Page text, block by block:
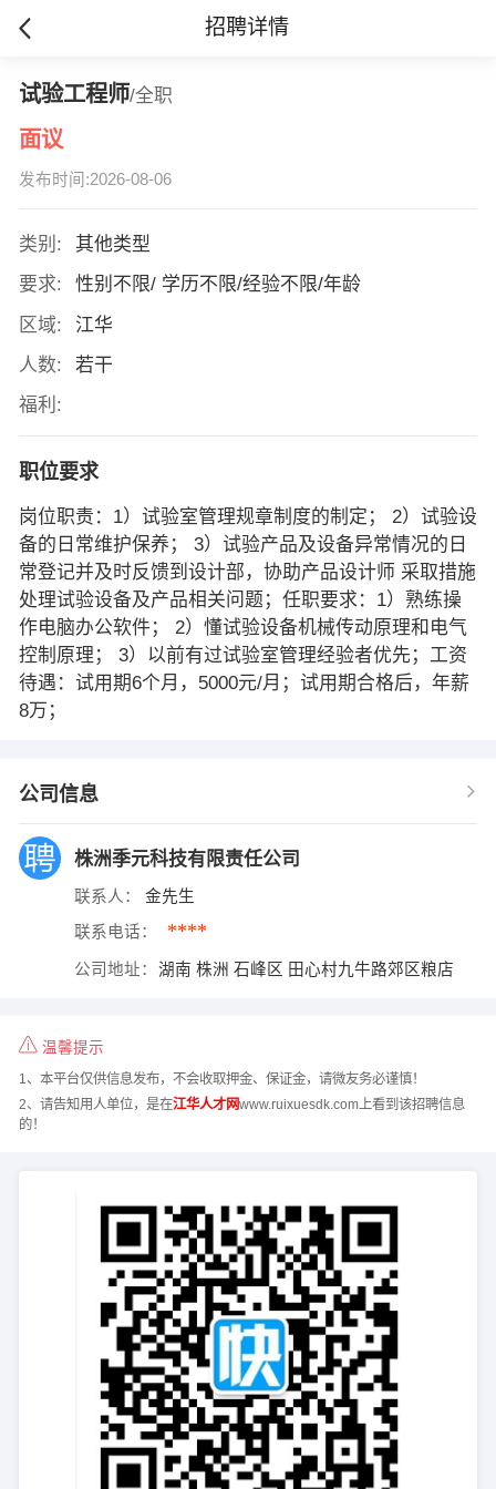
招聘详情
试验工程师/全职
面议
发布时间:2026-08-06
类别:
其他类型
要求:
性别不限/ 学历不限/经验不限/年龄
区域:
江华
人数:
若干
福利:
职位要求
岗位职责：1）试验室管理规章制度的制定； 2）试验设
备的日常维护保养； 3）试验产品及设备异常情况的日
常登记并及时反馈到设计部，协助产品设计师 采取措施
处理试验设备及产品相关问题；任职要求：1）熟练操
作电脑办公软件； 2）懂试验设备机械传动原理和电气
控制原理； 3）以前有过试验室管理经验者优先；工资
待遇：试用期6个月，5000元/月；试用期合格后，年薪
8万；
公司信息
株洲季元科技有限责任公司
联系人： 金先生
联系电话： ****
公司地址： 湖南 株洲 石峰区 田心村九牛路郊区粮店
温馨提示
1、本平台仅供信息发布，不会收取押金、保证金，请微友务必谨慎！
2、请告知用人单位，是在江华人才网www.ruixuesdk.com上看到该招聘信息
的！